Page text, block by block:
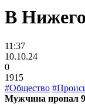
В
11:37
10.10.24
0
1915
#Общество
Мужчина пропал